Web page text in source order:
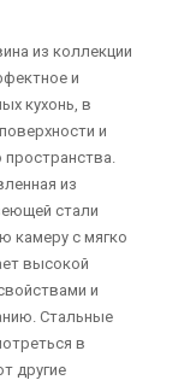
из коллекции
и
кухонь, в
и
пространства.
из
стали
камеру с мягко
высокой
и
Стальные
в
другие